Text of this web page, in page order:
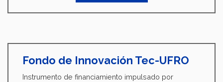
Fondo de Innovación Tec-UFRO
Instrumento de financiamiento impulsado por